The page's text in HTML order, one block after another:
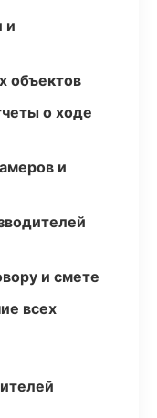
и
объектов
о ходе
и
и смете
всех